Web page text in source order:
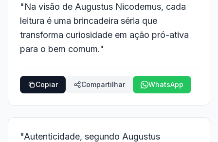
"Na visão de Augustus Nicodemus, cada
leitura é uma brincadeira séria que
transforma curiosidade em ação pró-ativa
para o bem comum."
Copiar Compartilhar WhatsApp
"Autenticidade, segundo Augustus